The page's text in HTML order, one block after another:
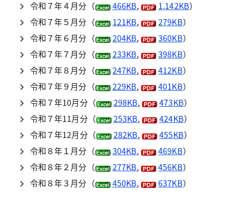
令和７年４月分（ 466KB, 1,142KB）
令和７年５月分（
121KB, 279KB）
令和７年６月分（
204KB, 360KB）
令和７年７月分（
233KB, 398KB）
令和７年８月分（
247KB, 412KB）
令和７年９月分（
229KB, 401KB）
令和７年10月分（
298KB, 473KB）
令和７年11月分（
253KB, 424KB）
令和７年12月分（
282KB, 455KB）
令和８年１月分（
304KB, 469KB）
令和８年２月分（
277KB, 456KB）
令和８年３月分（
450KB, 637KB）